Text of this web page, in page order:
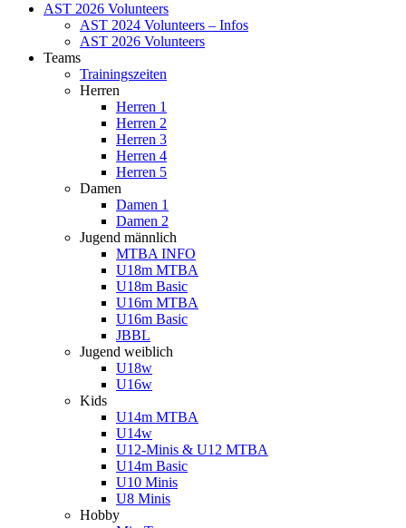
AST 2026 Volunteers
AST 2024 Volunteers – Infos
AST 2026 Volunteers
Teams
Trainingszeiten
Herren
Herren 1
Herren 2
Herren 3
Herren 4
Herren 5
Damen
Damen 1
Damen 2
Jugend männlich
MTBA INFO
U18m MTBA
U18m Basic
U16m MTBA
U16m Basic
JBBL
Jugend weiblich
U18w
U16w
Kids
U14m MTBA
U14w
U12-Minis & U12 MTBA
U14m Basic
U10 Minis
U8 Minis
Hobby